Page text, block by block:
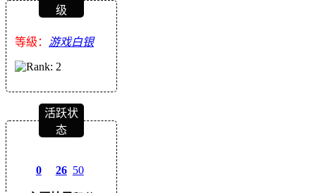
级
等級： 游戏白银
活跃状
态
0 26 50